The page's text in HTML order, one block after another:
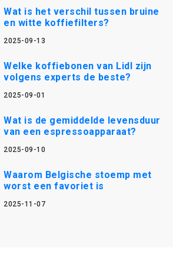
Wat is het verschil tussen bruine
en witte koffiefilters?
2025-09-13
Welke koffiebonen van Lidl zijn
volgens experts de beste?
2025-09-01
Wat is de gemiddelde levensduur
van een espressoapparaat?
2025-09-10
Waarom Belgische stoemp met
worst een favoriet is
2025-11-07